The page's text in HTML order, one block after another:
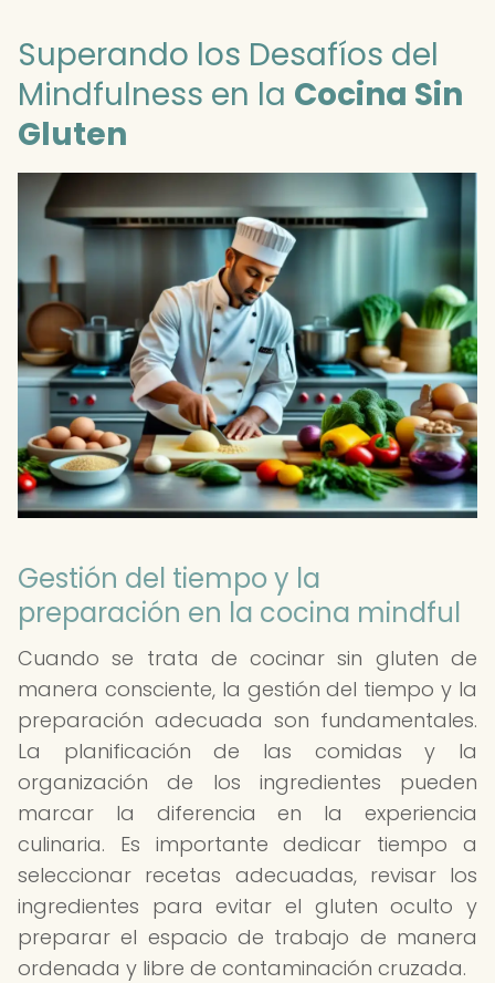
Superando los Desafíos del
Mindfulness en la Cocina Sin
Gluten
Gestión del tiempo y la
preparación en la cocina mindful
Cuando se trata de cocinar sin gluten de
manera consciente, la gestión del tiempo y la
preparación adecuada son fundamentales.
La planificación de las comidas y la
organización de los ingredientes pueden
marcar la diferencia en la experiencia
culinaria. Es importante dedicar tiempo a
seleccionar recetas adecuadas, revisar los
ingredientes para evitar el gluten oculto y
preparar el espacio de trabajo de manera
ordenada y libre de contaminación cruzada.